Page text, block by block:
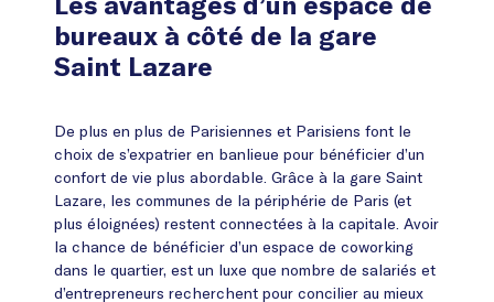
Les avantages d’un espace de
bureaux à côté de la gare
Saint Lazare
De plus en plus de Parisiennes et Parisiens font le
choix de s’expatrier en banlieue pour bénéficier d’un
confort de vie plus abordable. Grâce à la gare Saint
Lazare, les communes de la périphérie de Paris (et
plus éloignées) restent connectées à la capitale. Avoir
la chance de bénéficier d’un espace de coworking
dans le quartier, est un luxe que nombre de salariés et
d’entrepreneurs recherchent pour concilier au mieux